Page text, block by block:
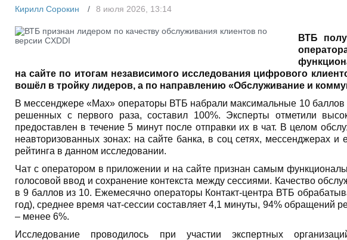
Кирилл Сорокин 8 июля 2026, 13:14
ВТБ
на сайте по итогам независимого исследования цифрового
вошёл в тройку лидеров, а по направлению «Обслуживание и
В мессенджере «Мах» операторы ВТБ набрали максимальные 10 баллов
решенных с первого раза, составил 100%. Эксперты отметили
предоставлен в течение 5 минут после отправки их в чат. В целом
неавторизованных зонах: на сайте банка, в соц сетях, мессенджерах и
рейтинга в данном исследовании.
Чат с оператором в приложении и на сайте признан самым
голосовой ввод и сохранение контекста между сессиями. Качество
в 9 баллов из 10. Ежемесячно операторы Контакт-центра ВТБ
год), среднее время чат-сессии составляет 4,1 минуты, 94% обращений
– менее 6%.
Исследование проводилось при участии экспертных